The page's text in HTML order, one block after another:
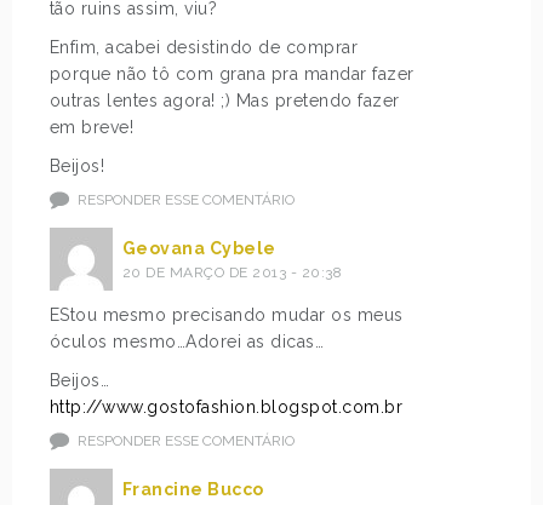
tão ruins assim, viu?
Enfim, acabei desistindo de comprar
porque não tô com grana pra mandar fazer
outras lentes agora! ;) Mas pretendo fazer
em breve!
Beijos!
RESPONDER ESSE COMENTÁRIO
Geovana Cybele
20 DE MARÇO DE 2013 - 20:38
EStou mesmo precisando mudar os meus
óculos mesmo…Adorei as dicas…
Beijos…
http://www.gostofashion.blogspot.com.br
RESPONDER ESSE COMENTÁRIO
Francine Bucco